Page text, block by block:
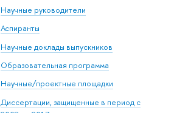
Научные руководители
Аспиранты
Научные доклады выпускников
Образовательная программа
Научные/проектные площадки
Диссертации, защищенные в период с